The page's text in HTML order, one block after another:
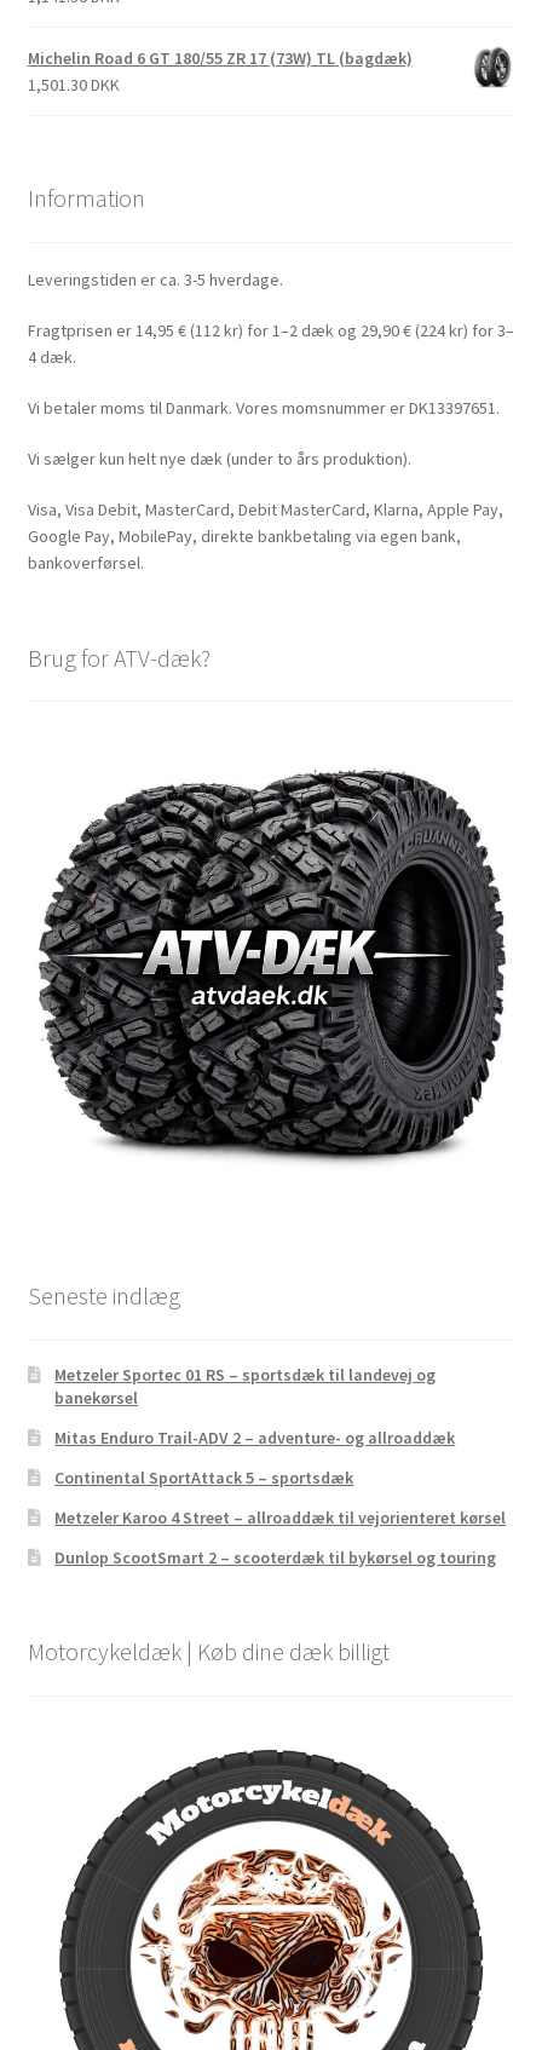
Michelin Road 6 GT 180/55 ZR 17 (73W) TL (bagdæk)
1,501.30 DKK
Information
Leveringstiden er ca. 3-5 hverdage.
Fragtprisen er 14,95 € (112 kr) for 1–2 dæk og 29,90 € (224 kr) for 3–
4 dæk.
Vi betaler moms til Danmark. Vores momsnummer er DK13397651.
Vi sælger kun helt nye dæk (under to års produktion).
Visa, Visa Debit, MasterCard, Debit MasterCard, Klarna, Apple Pay,
Google Pay, MobilePay, direkte bankbetaling via egen bank,
bankoverførsel.
Brug for ATV-dæk?
Seneste indlæg
Metzeler Sportec 01 RS – sportsdæk til landevej og
banekørsel
Mitas Enduro Trail-ADV 2 – adventure- og allroaddæk
Continental SportAttack 5 – sportsdæk
Metzeler Karoo 4 Street – allroaddæk til vejorienteret kørsel
Dunlop ScootSmart 2 – scooterdæk til bykørsel og touring
Motorcykeldæk | Køb dine dæk billigt